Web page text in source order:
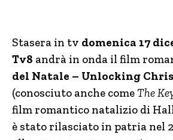
Stasera in tv domenica 17
Tv8 andrà in onda il film
del Natale – Unlocking
(conosciuto anche comeThe
film romantico natalizio di
è stato rilasciato in patria nel